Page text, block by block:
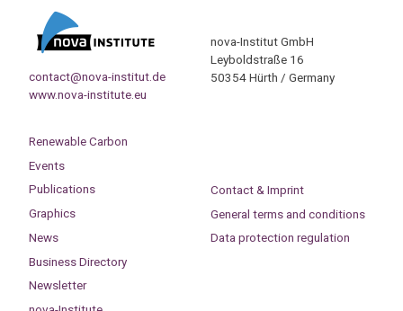
contact@nova-institut.de
www.nova-institute.eu
nova-Institut GmbH
Leyboldstraße 16
50354 Hürth / Germany
Renewable Carbon
Events
Publications
Graphics
News
Business Directory
Newsletter
Contact & Imprint
General terms and conditions
Data protection regulation